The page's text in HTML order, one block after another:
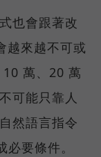
也會跟著改
來越不可或
萬、20 萬
可能只靠人
然語言指令
要條件。